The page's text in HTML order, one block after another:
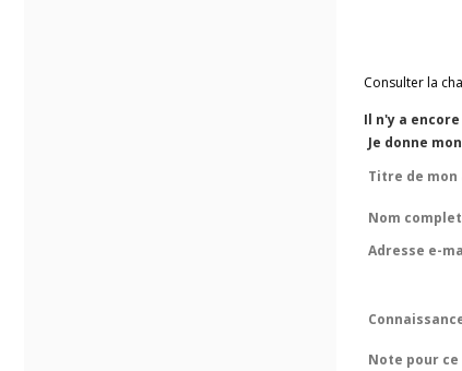
Consulter la
Il n'y a
Je donne
Titre de mon
Nom complet
Adresse e-
Note pour